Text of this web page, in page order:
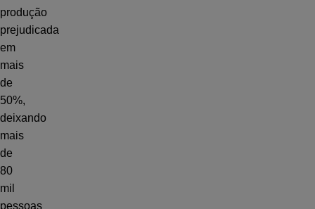
produção
prejudicada
em
mais
de
50%,
deixando
mais
de
80
mil
pessoas